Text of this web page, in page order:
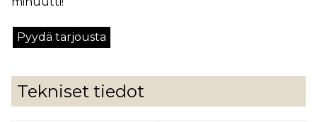
Pyydä tarjousta
Tekniset tiedot